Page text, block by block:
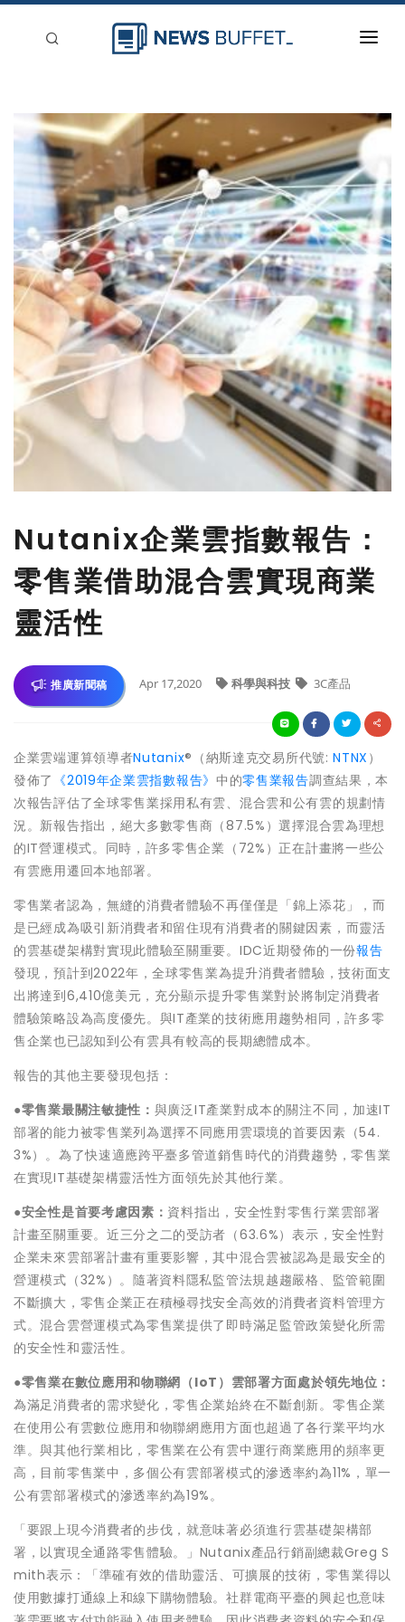
新聞稿分類
登入
刊登
Nutanix企業雲指數報告：
零售業借助混合雲實現商業
靈活性
推廣新聞稿 Apr 17,2020 科學與科技 3C產品
企業雲端運算領導者Nutanix®（納斯達克交易所代號: NTNX ）
發佈了 《2019年企業雲指數報告》 中的零售業報告調查結果，本
次報告評估了全球零售業採用私有雲、混合雲和公有雲的規劃情
況。新報告指出，絕大多數零售商（87.5%）選擇混合雲為理想
的IT營運模式。同時，許多零售企業（72%）正在計畫將一些公
有雲應用遷回本地部署。
零售業者認為，無縫的消費者體驗不再僅僅是「錦上添花」，而
是已經成為吸引新消費者和留住現有消費者的關鍵因素，而靈活
的雲基礎架構對實現此體驗至關重要。IDC近期發佈的一份報告
發現，預計到2022年，全球零售業為提升消費者體驗，技術面支
出將達到6,410億美元，充分顯示提升零售業對於將制定消費者
體驗策略設為高度優先。與IT產業的技術應用趨勢相同，許多零
售企業也已認知到公有雲具有較高的長期總體成本。
報告的其他主要發現包括：
●零售業最關注敏捷性： 與廣泛IT產業對成本的關注不同，加速IT
部署的能力被零售業列為選擇不同應用雲環境的首要因素（54.
3%）。為了快速適應跨平臺多管道銷售時代的消費趨勢，零售業
在實現IT基礎架構靈活性方面領先於其他行業。
●安全性是首要考慮因素： 資料指出，安全性對零售行業雲部署
計畫至關重要。近三分之二的受訪者（63.6%）表示，安全性對
企業未來雲部署計畫有重要影響，其中混合雲被認為是最安全的
營運模式（32%）。隨著資料隱私監管法規越趨嚴格、監管範圍
不斷擴大，零售企業正在積極尋找安全高效的消費者資料管理方
式。混合雲營運模式為零售業提供了即時滿足監管政策變化所需
的安全性和靈活性。
●零售業在數位應用和物聯網（IoT ）雲部署方面處於領先地位：
為滿足消費者的需求變化，零售企業始終在不斷創新。零售企業
在使用公有雲數位應用和物聯網應用方面也超過了各行業平均水
準。與其他行業相比，零售業在公有雲中運行商業應用的頻率更
高，目前零售業中，多個公有雲部署模式的滲透率約為11%，單一
公有雲部署模式的滲透率約為19%。
「要跟上現今消費者的步伐，就意味著必須進行雲基礎架構部
署，以實現全通路零售體驗。」Nutanix產品行銷副總裁Greg S
mith表示：「準確有效的借助靈活、可擴展的技術，零售業得以
使用數據打通線上和線下購物體驗。社群電商平臺的興起也意味